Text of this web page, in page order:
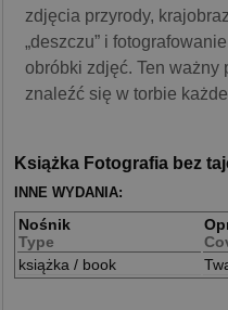
zdjęcia przyrody,
„deszczu” i
obróbki zdjęć. Ten ważny
znaleźć się w torbie
Książka Fotografia bez
INNE WYDANIA:
Nośnik
Type
książka / book